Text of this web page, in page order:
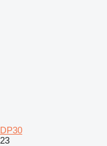
DP30
23